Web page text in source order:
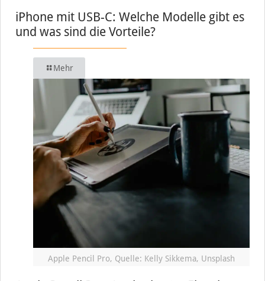
iPhone mit USB-C: Welche Modelle gibt es
und was sind die Vorteile?
Mehr
Apple Pencil Pro, Quelle: Kelly Sikkema, Unsplash